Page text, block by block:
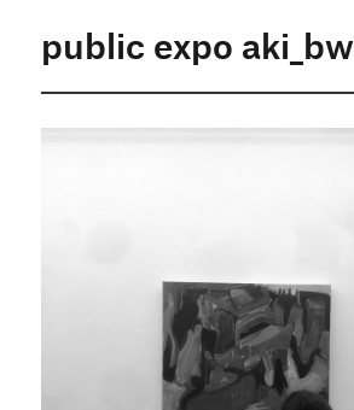
public expo aki_bw